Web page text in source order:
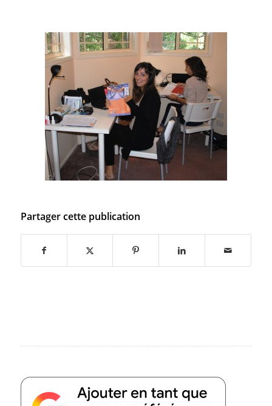
Partager cette publication